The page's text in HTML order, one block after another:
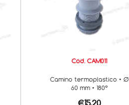
Cod. CAM011
Camino termoplastico • Ø
60 mm • 180°
€15,20